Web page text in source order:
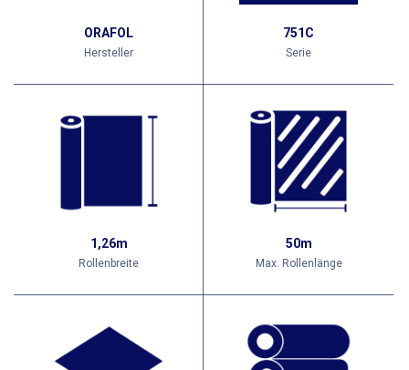
ORAFOL
Hersteller
751C
Serie
1,26m
Rollenbreite
50m
Max. Rollenlänge